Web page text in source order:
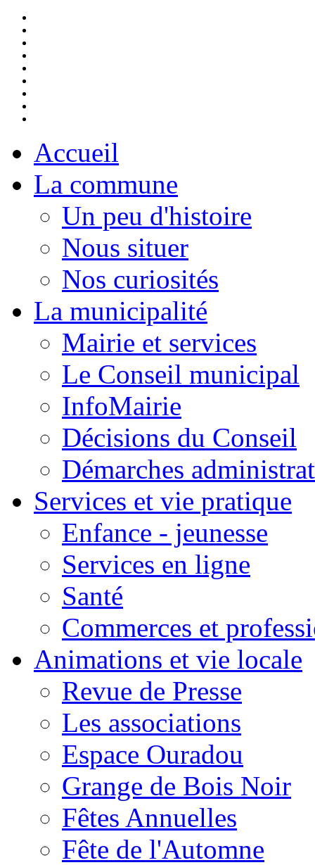
Accueil
La commune
Un peu d'histoire
Nous situer
Nos curiosités
La municipalité
Mairie et services
Le Conseil municipal
InfoMairie
Décisions du Conseil
Démarches
Services et vie pratique
Enfance - jeunesse
Services en ligne
Santé
Commerces et
Animations et vie locale
Revue de Presse
Les associations
Espace Ouradou
Grange de Bois Noir
Fêtes Annuelles
Fête de l'Automne